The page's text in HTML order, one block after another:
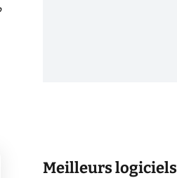
Meilleurs logiciels